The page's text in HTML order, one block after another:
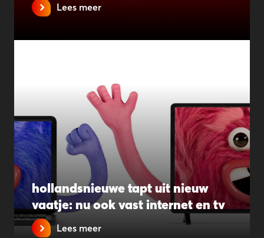
Lees meer
hollandsnieuwe tapt uit nieuw
vaatje: nu ook vast internet en tv
Lees meer